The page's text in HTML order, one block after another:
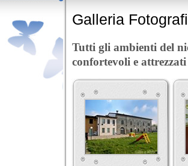
Galleria
Tutti gli ambienti del
confortevoli e